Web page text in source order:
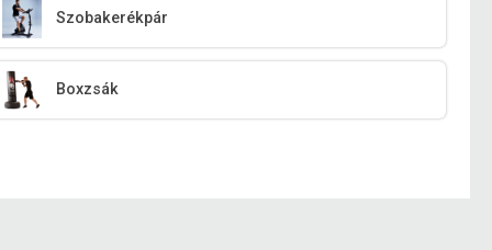
Szobakerékpár
Boxzsák